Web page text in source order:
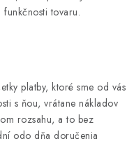
funkčnosti tovaru.
platby, ktoré sme od vás
s ňou, vrátane nákladov
rozsahu, a to bez
odo dňa doručenia